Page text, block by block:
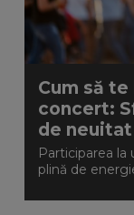
Cum să
concert:
de neuitat
Participarea
plină de